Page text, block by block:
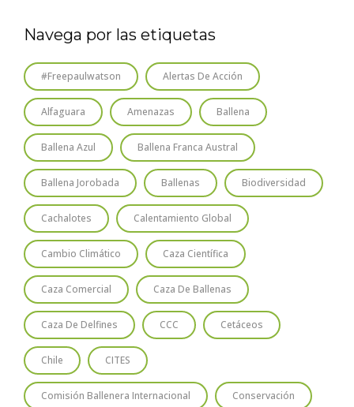
Navega por las etiquetas
#freepaulwatson Alertas De Acción
Alfaguara Amenazas Ballena
Ballena Azul Ballena Franca Austral
Ballena Jorobada Ballenas Biodiversidad
Cachalotes Calentamiento Global
Cambio Climático Caza Científica
Caza Comercial Caza De Ballenas
Caza De Delfines CCC Cetáceos
Chile CITES
Comisión Ballenera Internacional Conservación